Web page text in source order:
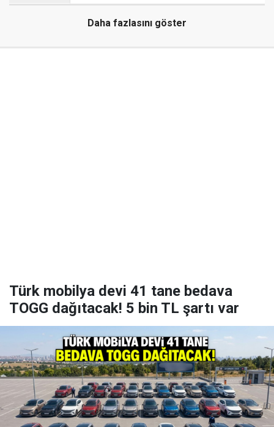
Daha fazlasını göster
Türk mobilya devi 41 tane bedava
TOGG dağıtacak! 5 bin TL şartı var